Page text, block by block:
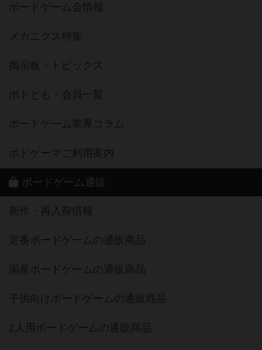
ボードゲーム会情報
メカニクス特集
掲示板・トピックス
ボドとも・会員一覧
ボードゲーム業界コラム
ボドゲーマご利用案内
ボードゲーム通販
新作・再入荷情報
定番ボードゲームの通販商品
国産ボードゲームの通販商品
子供向けボードゲームの通販商品
2人用ボードゲームの通販商品